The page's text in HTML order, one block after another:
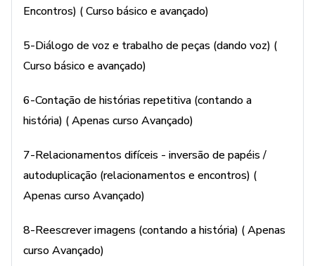
Encontros) ( Curso básico e avançado)
5-Diálogo de voz e trabalho de peças (dando voz) (
Curso básico e avançado)
6-Contação de histórias repetitiva (contando a
história) ( Apenas curso Avançado)
7-Relacionamentos difíceis - inversão de papéis /
autoduplicação (relacionamentos e encontros) (
Apenas curso Avançado)
8-Reescrever imagens (contando a história) ( Apenas
curso Avançado)